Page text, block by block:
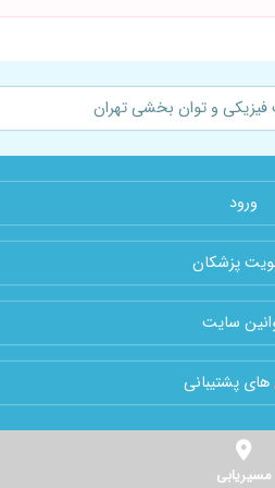
و توان بخشی تهران
ورود
پزشکان
سایت
های پشتیبانی
مسیریابی